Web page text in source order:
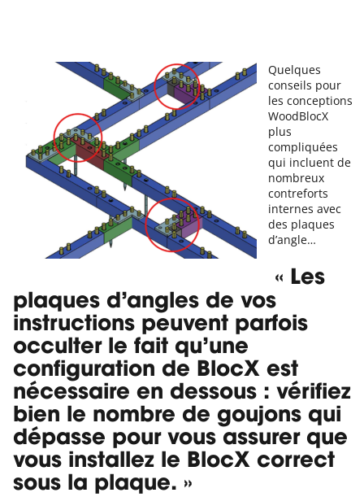
Quelques
conseils pour
les conceptions
WoodBlocX
plus
compliquées
qui incluent de
nombreux
contreforts
internes avec
des plaques
d’angle…
« Les
plaques d’angles de vos
instructions peuvent parfois
occulter le fait qu’une
configuration de BlocX est
nécessaire en dessous : vérifiez
bien le nombre de goujons qui
dépasse pour vous assurer que
vous installez le BlocX correct
sous la plaque. »